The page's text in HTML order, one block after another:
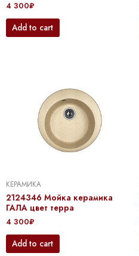
4 300₽
Add to cart
КЕРАМИКА
2124346 Мойка керамика
ГАЛА цвет терра
4 300₽
Add to cart